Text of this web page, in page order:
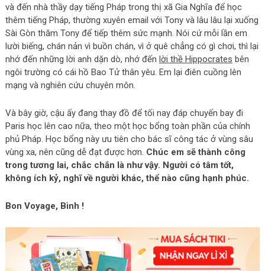
và đến nhà thầy dạy tiếng Pháp trong thị xã Gia Nghĩa để học
thêm tiếng Pháp, thường xuyên email với Tony và lâu lâu lại xuống
Sài Gòn thăm Tony để tiếp thêm sức mạnh. Nói cứ mỗi lần em
lười biếng, chán nản vì buồn chán, vì ở quê chẳng có gì chơi, thì lại
nhớ đến những lời anh dặn dò, nhớ đến lời thề Hippocrates bên
ngôi trường có cái hồ Bao Tử thân yêu. Em lại điên cuồng lên
mạng và nghiên cứu chuyên môn.
Và bây giờ, cậu ấy đang thay đồ để tối nay đáp chuyến bay đi
Paris học lên cao nữa, theo một học bổng toàn phần của chính
phủ Pháp. Học bổng này ưu tiên cho bác sĩ công tác ở vùng sâu
vùng xa, nên cũng dễ đạt được hơn. Chúc em sẽ thành công
trong tương lai, chắc chắn là như vậy. Người có tâm tốt,
không ích kỷ, nghĩ về người khác, thể nào cũng hạnh phúc.
Bon Voyage, Bình !